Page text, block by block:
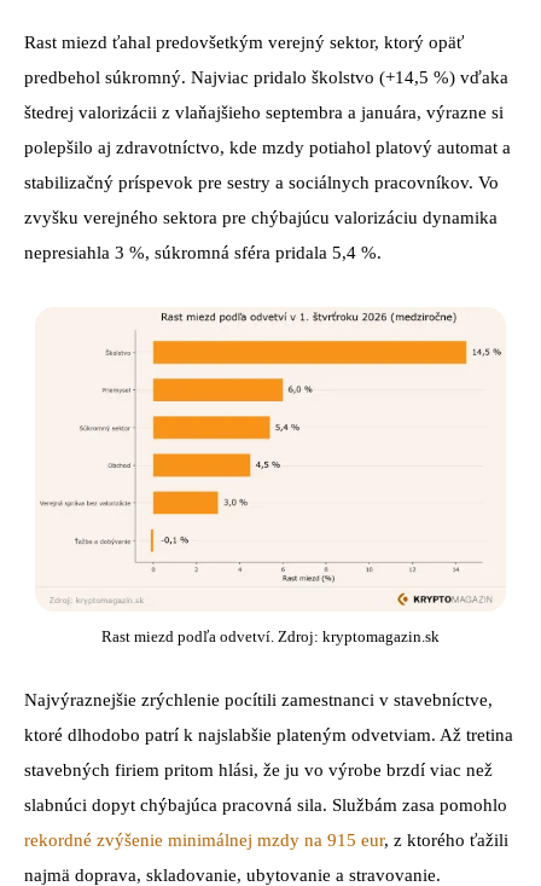
Rast miezd ťahal predovšetkým verejný sektor, ktorý opäť
predbehol súkromný. Najviac pridalo školstvo (+14,5 %) vďaka
štedrej valorizácii z vlaňajšieho septembra a januára, výrazne si
polepšilo aj zdravotníctvo, kde mzdy potiahol platový automat a
stabilizačný príspevok pre sestry a sociálnych pracovníkov. Vo
zvyšku verejného sektora pre chýbajúcu valorizáciu dynamika
nepresiahla 3 %, súkromná sféra pridala 5,4 %.
Rast miezd podľa odvetví. Zdroj: kryptomagazin.sk
Najvýraznejšie zrýchlenie pocítili zamestnanci v stavebníctve,
ktoré dlhodobo patrí k najslabšie plateným odvetviam. Až tretina
stavebných firiem pritom hlási, že ju vo výrobe brzdí viac než
slabnúci dopyt chýbajúca pracovná sila. Službám zasa pomohlo
rekordné zvýšenie minimálnej mzdy na 915 eur, z ktorého ťažili
najmä doprava, skladovanie, ubytovanie a stravovanie.